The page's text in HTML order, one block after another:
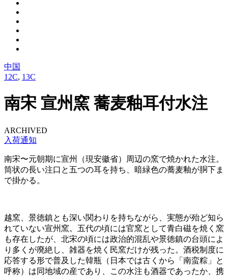
中国
12C, 13C
南宋 宣州窯 蕎麦釉耳付水注
ARCHIVED
入荷通知
南宋〜元朝期に宣州（現安徽省）周辺の窯で焼かれた水注。
筒状の長い注口と五つの耳を持ち、暗緑色の蕎麦釉が胴下ま
で掛かる。
越窯、景徳鎮とも深い関わりを持ちながら、実態が殆ど知ら
れていない宣州窯。五代の頃には官窯として青白磁を焼く窯
も存在したが、北宋の頃には政治的混乱や景徳鎮の台頭によ
り多くが廃絶し、雑器を焼く民窯だけが残った。酒税制度に
応答する形で普及した韓瓶（日本では古くから「南蛮粽」と
呼称）は同地域の産であり、この水注も酒器であったか、携